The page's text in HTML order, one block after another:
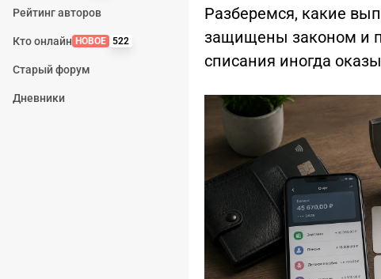
Рейтинг авторов
Кто онлайн НОВОЕ 522
Старый форум
Дневники
Разберемся, какие
защищены законом и
списания иногда